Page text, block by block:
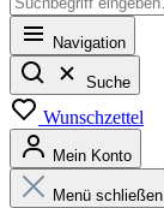
Navigation
Suche
Wunschzettel
Mein Konto
Menü schließen